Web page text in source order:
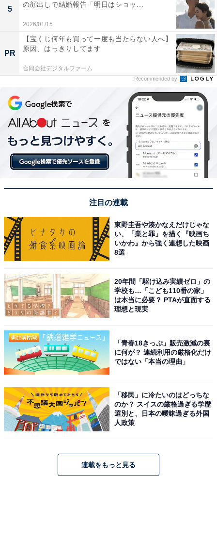
5
の顔出しで結婚報告「明日はショッ...
2026/01/15
PR
【宝くじ何年も買って一度も当たらない人へ】
原因、はっきりしてます
合同会社デジタルファーム
Recommended by
注目の連載
東野圭吾や湊かなえだけじゃな
い、「業と罪」を描く『映画ち
いかわ』から強く連想した映画
8選
20年間「駆け込み実績ゼロ」の
学校も…「こども110番の家」
は本当に必要？ PTAが直面する
理想と現実
「青春18きっぷ」販売激減の裏
に何が？ 連続利用の厳格化だけ
ではない「本当の理由」
「移民」に冷たいのはどっちな
のか？ スイスの厳格過ぎる学歴
選別と、日本の曖昧過ぎる外国
人政策
連載をもっと見る